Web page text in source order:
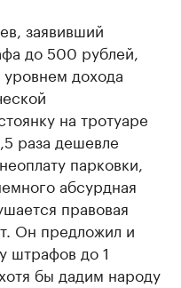
заявивший
до 500 рублей,
дохода
на тротуаре
раза дешевле
парковки,
абсурдная
правовая
Он предложил и
штрафов до 1
бы дадим народу